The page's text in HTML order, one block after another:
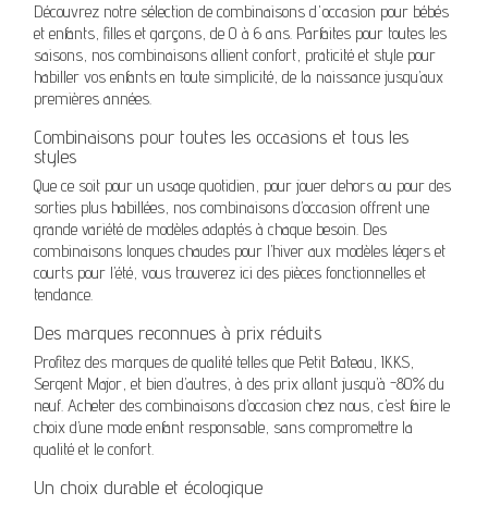
Découvrez notre sélection de combinaisons d'occasion pour bébés
et enfants, filles et garçons, de 0 à 6 ans. Parfaites pour toutes les
saisons, nos combinaisons allient confort, praticité et style pour
habiller vos enfants en toute simplicité, de la naissance jusqu’aux
premières années.
Combinaisons pour toutes les occasions et tous les
styles
Que ce soit pour un usage quotidien, pour jouer dehors ou pour des
sorties plus habillées, nos combinaisons d’occasion offrent une
grande variété de modèles adaptés à chaque besoin. Des
combinaisons longues chaudes pour l’hiver aux modèles légers et
courts pour l’été, vous trouverez ici des pièces fonctionnelles et
tendance.
Des marques reconnues à prix réduits
Profitez des marques de qualité telles que Petit Bateau, IKKS,
Sergent Major, et bien d’autres, à des prix allant jusqu’à -80% du
neuf. Acheter des combinaisons d’occasion chez nous, c’est faire le
choix d’une mode enfant responsable, sans compromettre la
qualité et le confort.
Un choix durable et écologique